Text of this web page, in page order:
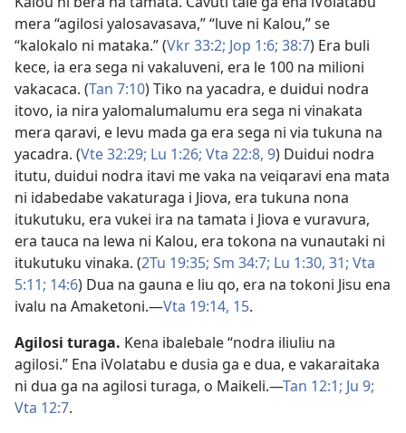
mera “agilosi yalosavasava,” “luve ni Kalou,” se
“kalokalo ni mataka.” (Vkr 33:2; Jop 1:6; 38:7) Era buli
kece, ia era sega ni vakaluveni, era le 100 na milioni
vakacaca. (Tan 7:10) Tiko na yacadra, e duidui nodra
itovo, ia nira yalomalumalumu era sega ni vinakata
mera qaravi, e levu mada ga era sega ni via tukuna na
yacadra. (Vte 32:29; Lu 1:26; Vta 22:8, 9) Duidui nodra
itutu, duidui nodra itavi me vaka na veiqaravi ena mata
ni idabedabe vakaturaga i Jiova, era tukuna nona
itukutuku, era vukei ira na tamata i Jiova e vuravura,
era tauca na lewa ni Kalou, era tokona na vunautaki ni
itukutuku vinaka. (2Tu 19:35; Sm 34:7; Lu 1:30, 31; Vta
5:11; 14:6) Dua na gauna e liu qo, era na tokoni Jisu ena
ivalu na Amaketoni.​—Vta 19:14, 15.
Agilosi turaga. Kena ibalebale “nodra iliuliu na
agilosi.” Ena iVolatabu e dusia ga e dua, e vakaraitaka
ni dua ga na agilosi turaga, o Maikeli.​—Tan 12:1; Ju 9;
Vta 12:7.